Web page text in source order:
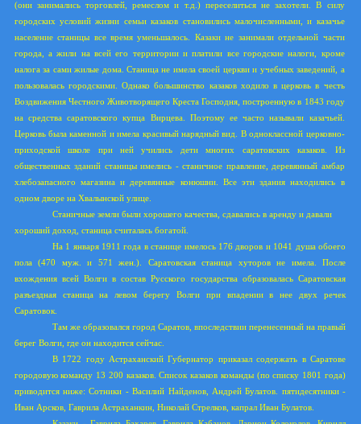
(они занимались торговлей, ремеслом и т.д.) переселиться не захотели. В силу
городских условий жизни семьи казаков становились малочисленными, и казачье
население станицы все время уменьшалось. Казаки не занимали отдельной части
города, а жили на всей его территории и платили все городские налоги, кроме
налога за сами жилые дома. Станица не имела своей церкви и учебных заведений, а
пользовалась городскими. Однако большинство казаков ходило в церковь в честь
Воздвижения Честного Животворящего Креста Господня, построенную в 1843 году
на средства саратовского купца Вирцева. Поэтому ее часто называли казачьей.
Церковь была каменной и имела красивый нарядный вид. В одноклассной церковно-
приходской школе при ней учились дети многих саратовских казаков. Из
общественных зданий станицы имелись - станичное правление, деревянный амбар
хлебозапасного магазина и деревянные конюшни. Все эти здания находились в
одном дворе на Хвалынской улице.
Станичные земли были хорошего качества, сдавались в аренду и давали
хороший доход, станица считалась богатой.
На 1 января 1911 года в станице имелось 176 дворов и 1041 душа обоего
пола (470 муж. и 571 жен.). Саратовская станица хуторов не имела. После
вхождения всей Волги в состав Русского государства образовалась Саратовская
разъездная станица на левом берегу Волги при впадении в нее двух речек
Саратовок.
Там же образовался город Саратов, впоследствии перенесенный на правый
берег Волги, где он находится сейчас.
В 1722 году Астраханский Губернатор приказал содержать в Саратове
городовую команду 13 200 казаков. Список казаков команды (по списку 1801 года)
приводится ниже: Сотники - Василий Найденов, Андрей Булатов. пятидесятники -
Иван Арсков, Гаврила Астраханкин, Николай Стрелков, капрал Иван Булатов.